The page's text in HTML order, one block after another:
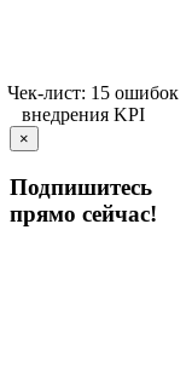
×
Подпишитесь
прямо сейчас!